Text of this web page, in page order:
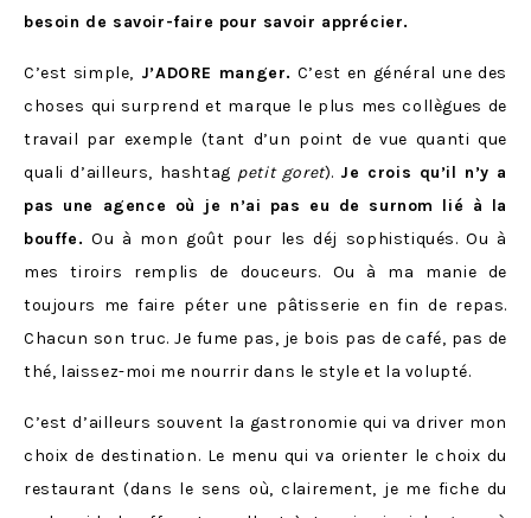
besoin de savoir-faire pour savoir apprécier.
C’est simple, J’ADORE manger. C’est en général une des
choses qui surprend et marque le plus mes collègues de
travail par exemple (tant d’un point de vue quanti que
quali d’ailleurs, hashtag petit goret). Je crois qu’il n’y a
pas une agence où je n’ai pas eu de surnom lié à la
bouffe. Ou à mon goût pour les déj sophistiqués. Ou à
mes tiroirs remplis de douceurs. Ou à ma manie de
toujours me faire péter une pâtisserie en fin de repas.
Chacun son truc. Je fume pas, je bois pas de café, pas de
thé, laissez-moi me nourrir dans le style et la volupté.
C’est d’ailleurs souvent la gastronomie qui va driver mon
choix de destination. Le menu qui va orienter le choix du
restaurant (dans le sens où, clairement, je me fiche du